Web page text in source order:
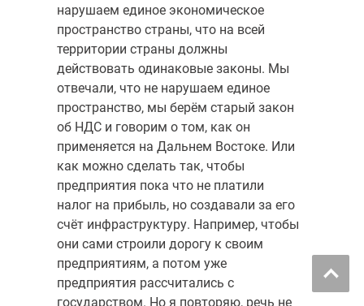
нарушаем единое экономическое
пространство страны, что на всей
территории страны должны
действовать одинаковые законы. Мы
отвечали, что не нарушаем единое
пространство, мы берём старый закон
об НДС и говорим о том, как он
применяется на Дальнем Востоке. Или
как можно сделать так, чтобы
предприятия пока что не платили
налог на прибыль, но создавали за его
счёт инфраструктуру. Например, чтобы
они сами строили дорогу к своим
предприятиям, а потом уже
предприятия рассчитались с
государством. Но я повторяю, речь не